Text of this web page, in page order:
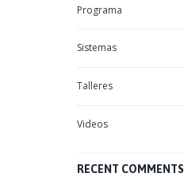
Programa
Sistemas
Talleres
Videos
RECENT COMMENTS